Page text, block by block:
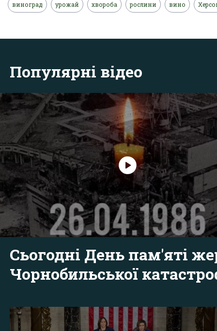
виноград урожай хвороба рослини вино
Популярні відео
Сьогодні День пам'яті
Чорнобильської